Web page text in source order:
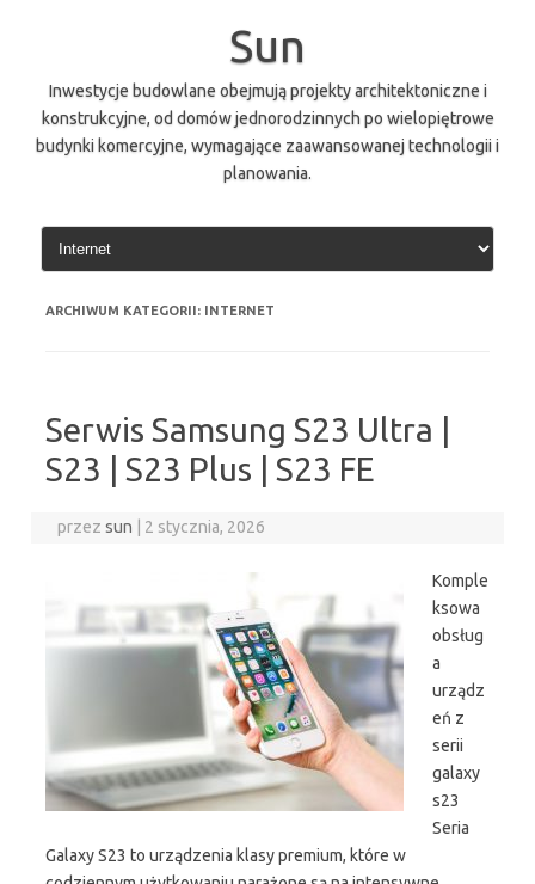
Sun
Inwestycje budowlane obejmują projekty architektoniczne i
konstrukcyjne, od domów jednorodzinnych po wielopiętrowe
budynki komercyjne, wymagające zaawansowanej technologii i
planowania.
ARCHIWUM KATEGORII: INTERNET
Serwis Samsung S23 Ultra |
S23 | S23 Plus | S23 FE
przezsun 2 stycznia, 2026
Komple
ksowa
obsług
a
urządz
eń z
serii
galaxy
s23
Seria
Galaxy S23 to urządzenia klasy premium, które w